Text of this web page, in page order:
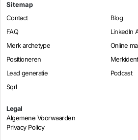
Sitemap
Contact
Blog
FAQ
LinkedIn
Merk archetype
Online
Positioneren
Lead generatie
Podcast
Sqrl
Legal
Algemene Voorwaarden
Privacy Policy